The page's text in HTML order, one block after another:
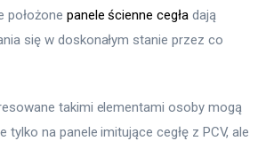
położone panele ścienne cegła dają
się w doskonałym stanie przez co
takimi elementami osoby mogą
tylko na panele imitujące cegłę z PCV, ale